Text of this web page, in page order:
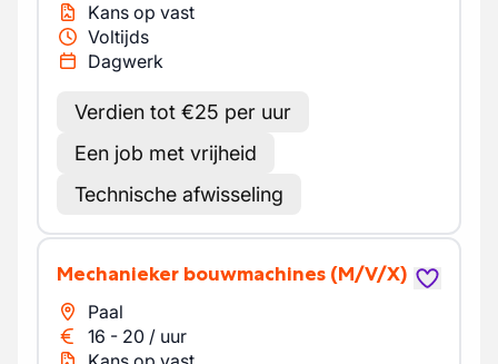
Kans op vast
Voltijds
Dagwerk
Verdien tot €25 per uur
Een job met vrijheid
Technische afwisseling
Mechanieker bouwmachines (M/V/X)
Paal
16 - 20 / uur